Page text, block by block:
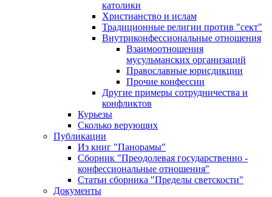
католики
Христианство и ислам
Традиционные религии против "сект"
Внутриконфессиональные отношения
Взаимоотношения
мусульманских организаций
Православные юрисдикции
Прочие конфессии
Другие примеры сотрудничества и
конфликтов
Курьезы
Сколько верующих
Публикации
Из книг "Панорамы"
Сборник "Преодолевая государственно -
конфессиональные отношения"
Статьи сборника "Пределы светскости"
Документы